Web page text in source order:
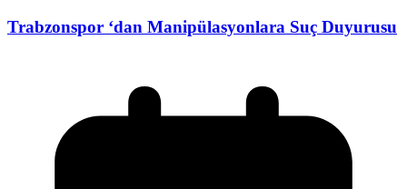
Trabzonspor ‘dan Manipülasyonlara Suç Duyurusu